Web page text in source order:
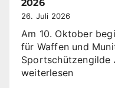
2026
26. Juli 2026
Am 10. Oktober
für Waffen und
Sportschützengilde
weiterlesen